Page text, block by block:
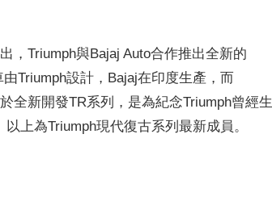
，Triumph與Bajaj Auto合作推出全新的
由Triumph設計，Bajaj在印度生產，而
全新開發TR系列，是為紀念Triumph曾經生
上為Triumph現代復古系列最新成員。